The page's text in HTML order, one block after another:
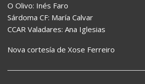
O Olivo: Inés Faro
Sárdoma CF: María Calvar
CCAR Valadares: Ana Iglesias
Nova cortesía de Xose Ferreiro